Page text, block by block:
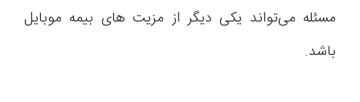
مسئله می‌تواند یکی دیگر از مزیت های بیمه موبایل
باشد.